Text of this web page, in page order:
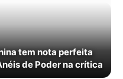
tem nota perfeita
de Poder na crítica